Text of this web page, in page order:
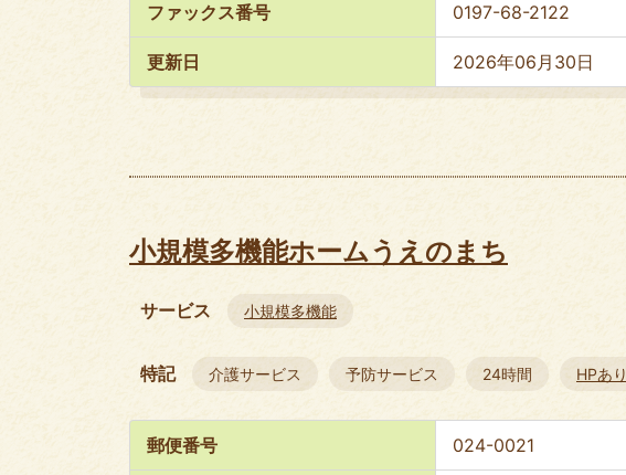
ファックス番号 0197-68-2122
更新日 2026年06月30日
小規模多機能ホームうえのまち
サービス 小規模多機能
特記 介護サービス 予防サービス 24時間 HPあり
郵便番号 024-0021